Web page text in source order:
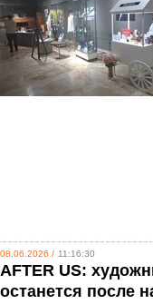
08.06.2026 / 11:16:30
AFTER US:
останется после